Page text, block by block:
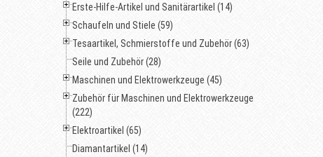
Erste-Hilfe-Artikel und Sanitärartikel (14)
Schaufeln und Stiele (59)
Tesaartikel, Schmierstoffe und Zubehör (63)
Seile und Zubehör (28)
Maschinen und Elektrowerkzeuge (45)
Zubehör für Maschinen und Elektrowerkzeuge
(222)
Elektroartikel (65)
Diamantartikel (14)